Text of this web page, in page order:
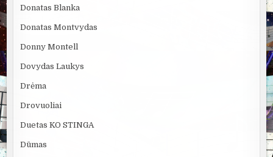
Donatas Blanka
Donatas Montvydas
Donny Montell
Dovydas Laukys
Drėma
Drovuoliai
Duetas KO STINGA
Dūmas